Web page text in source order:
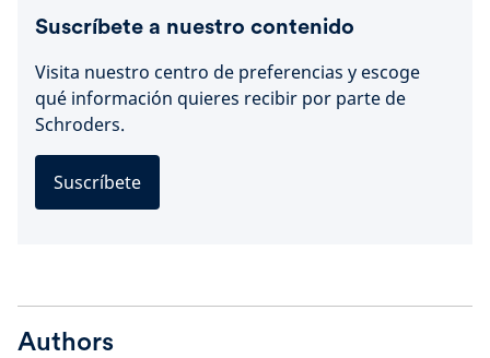
Suscríbete a nuestro contenido
Visita nuestro centro de preferencias y escoge
qué información quieres recibir por parte de
Schroders.
Suscríbete
Authors